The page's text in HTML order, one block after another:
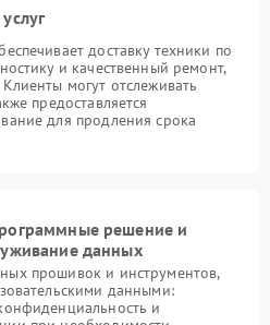
доставку техники по
и качественный ремонт,
могут отслеживать
предоставляется
для продления срока
решение и
данных
прошивок и инструментов,
данными:
и